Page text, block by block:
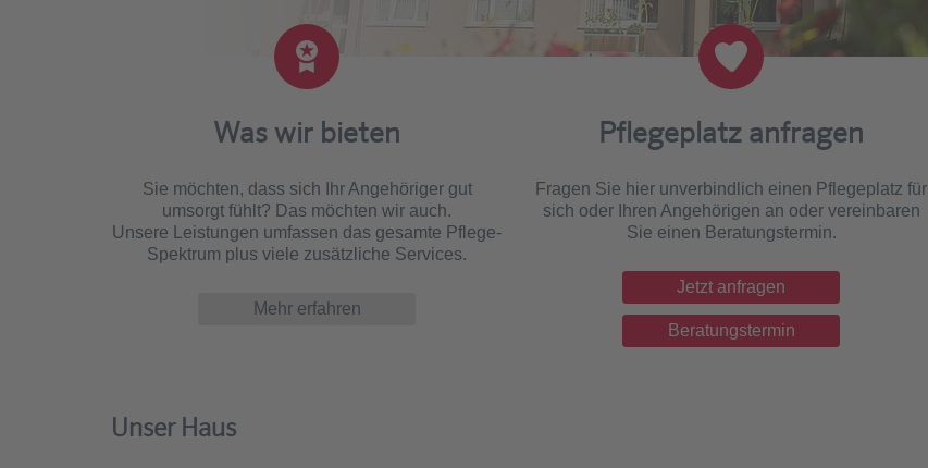
Was wir bieten
Sie möchten, dass sich Ihr Angehöriger gut
umsorgt fühlt? Das möchten wir auch.
Unsere Leistungen umfassen das gesamte Pflege-
Spektrum plus viele zusätzliche Services.
Mehr erfahren
Pflegeplatz anfragen
Fragen Sie hier unverbindlich einen Pflegeplatz für
sich oder Ihren Angehörigen an oder vereinbaren
Sie einen Beratungstermin.
Jetzt anfragen
Beratungstermin
Unser Haus